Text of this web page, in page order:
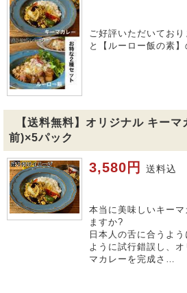
ご好評いただいており
と【ルーロー飯の素】
【送料無料】オリジナル キー
前)×5パック
3,580円 送料込
本当に美味しいキー
ますか?
日本人の舌に合うよ
ように試行錯誤し、
マカレーを完成さ…